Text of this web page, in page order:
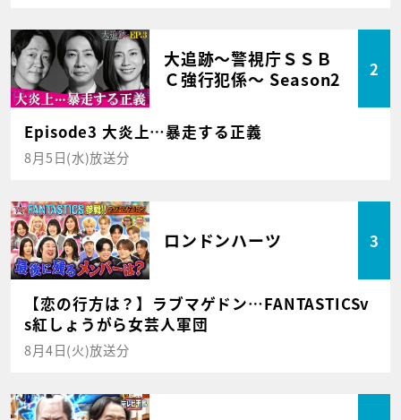
大追跡～警視庁ＳＳＢ
Ｃ強行犯係～ Season2
2
Episode3 大炎上…暴走する正義
8月5日(水)放送分
ロンドンハーツ 3
【恋の行方は？】ラブマゲドン…FANTASTICSv
s紅しょうがら女芸人軍団
8月4日(火)放送分